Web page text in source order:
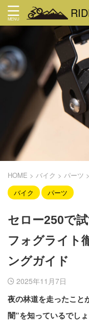
HOME > バイク > パーツ >
バイク
パーツ
セロー250で
フォグライト
ングガイド
2025年11月7日
夜の林道を走ったこと
闇”を知っているでし